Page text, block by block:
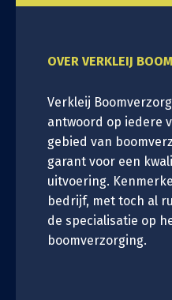
OVER VERKLEIJ
Verkleij
antwoord op iedere
gebied van
garant voor een
uitvoering.
bedrijf, met toch al
de specialisatie op
boomverzorging.